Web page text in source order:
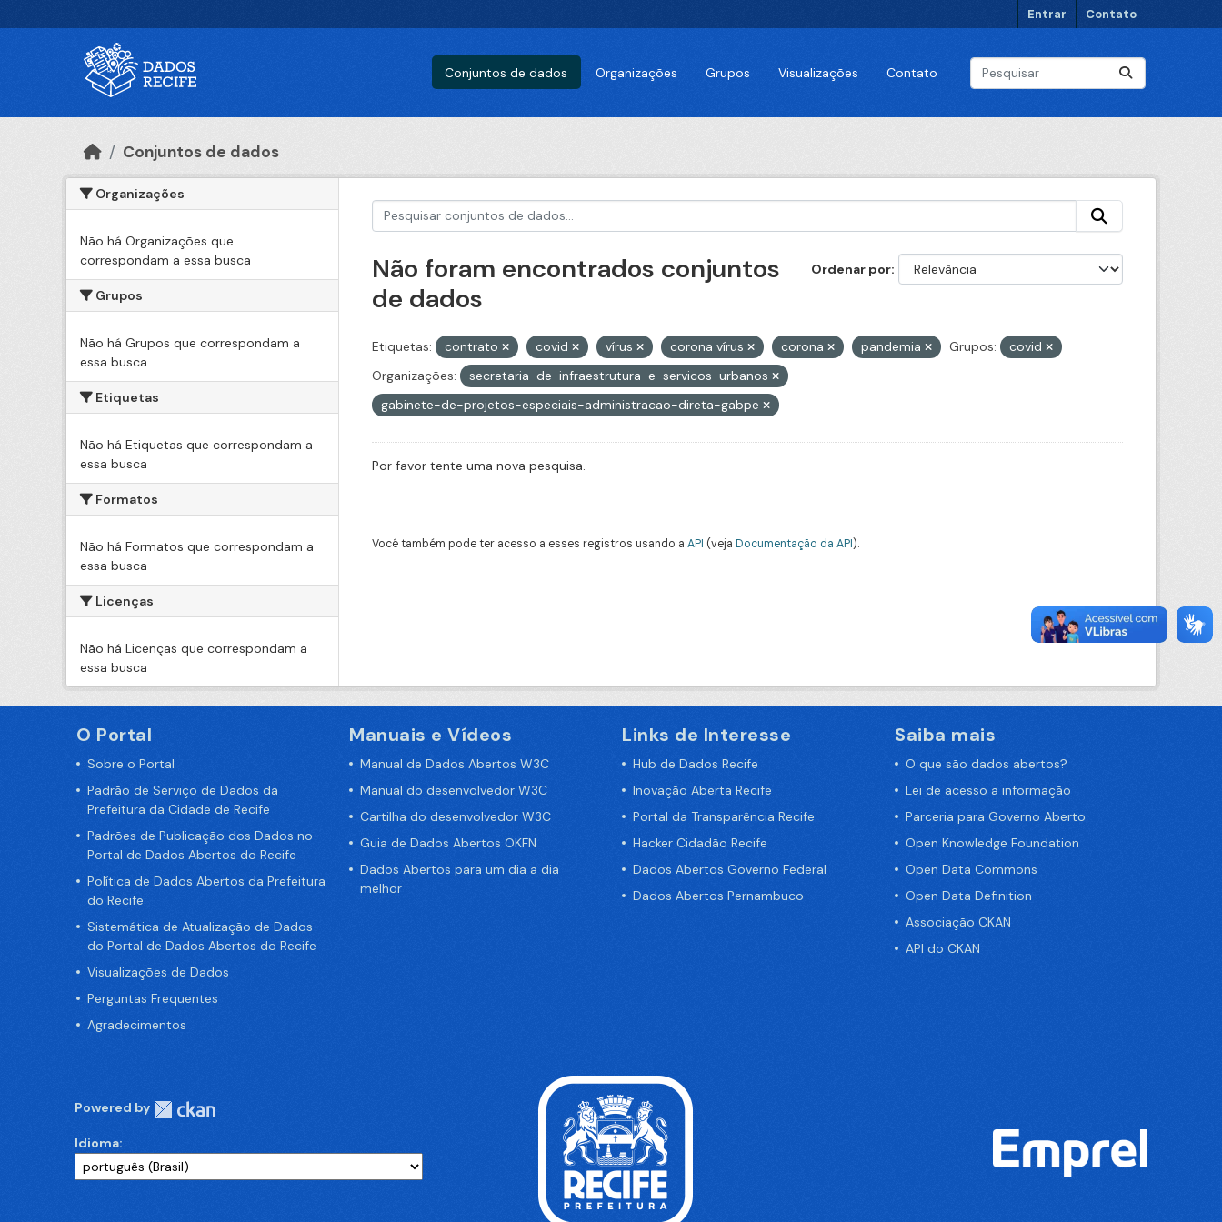
Entrar Contato
Conjuntos de dados Organizações Grupos Visualizações Contato
Conjuntos de dados
Organizações
Não há Organizações que
correspondam a essa busca
Grupos
Não há Grupos que correspondam a
essa busca
Etiquetas
Não há Etiquetas que correspondam a
essa busca
Formatos
Não há Formatos que correspondam a
essa busca
Licenças
Não há Licenças que correspondam a
essa busca
Ordenar por
Não foram encontrados conjuntos
de dados
Etiquetas: contrato covid vírus corona vírus corona pandemia Grupos:
covid
Organizações:
secretaria-de-infraestrutura-e-servicos-urbanos
gabinete-de-projetos-especiais-administracao-direta-gabpe
Por favor tente uma nova pesquisa.
Você também pode ter acesso a esses registros usando a API (veja Documentação da API).
O Portal
Sobre o Portal
Padrão de Serviço de Dados da
Prefeitura da Cidade de Recife
Padrões de Publicação dos Dados no
Portal de Dados Abertos do Recife
Política de Dados Abertos da Prefeitura
do Recife
Sistemática de Atualização de Dados
do Portal de Dados Abertos do Recife
Visualizações de Dados
Perguntas Frequentes
Agradecimentos
Manuais e Vídeos
Manual de Dados Abertos W3C
Manual do desenvolvedor W3C
Cartilha do desenvolvedor W3C
Guia de Dados Abertos OKFN
Dados Abertos para um dia a dia
melhor
Links de Interesse
Hub de Dados Recife
Inovação Aberta Recife
Portal da Transparência Recife
Hacker Cidadão Recife
Dados Abertos Governo Federal
Dados Abertos Pernambuco
Saiba mais
O que são dados abertos?
Lei de acesso a informação
Parceria para Governo Aberto
Open Knowledge Foundation
Open Data Commons
Open Data Definition
Associação CKAN
API do CKAN
Powered by
Idioma